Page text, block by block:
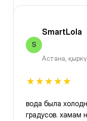
S
SmartLola
Астана,
вода была
градусов. хамам